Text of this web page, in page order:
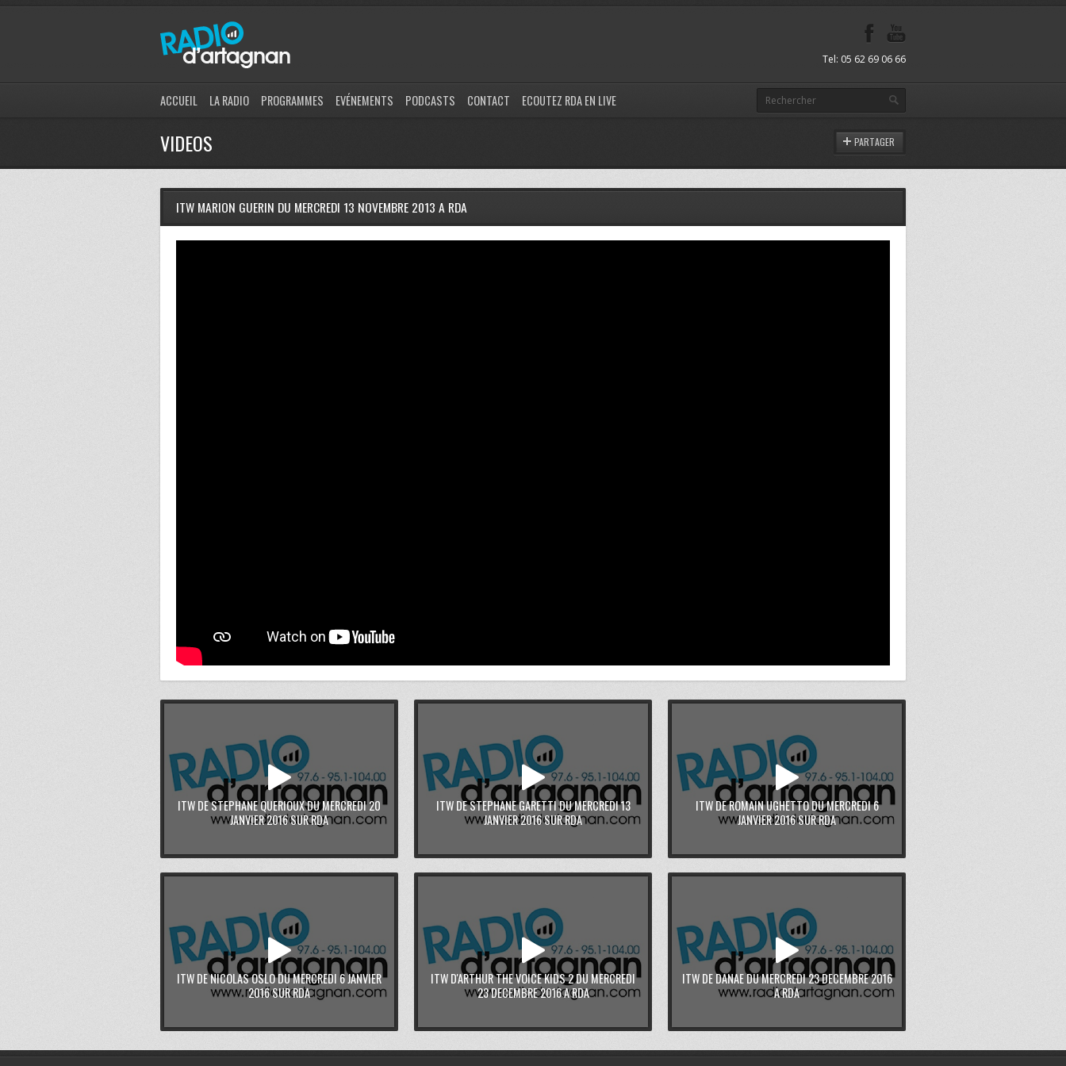
Tel: 05 62 69 06 66
ACCUEIL LA RADIO PROGRAMMES EVÉNEMENTS PODCASTS CONTACT ECOUTEZ RDA EN LIVE
VIDEOS PARTAGER
ITW MARION GUERIN DU MERCREDI 13 NOVEMBRE 2013 A RDA
ITW DE STEPHANE QUERIOUX DU MERCREDI 20
JANVIER 2016 SUR RDA
ITW DE STEPHANE GARETTI DU MERCREDI 13
JANVIER 2016 SUR RDA
ITW DE ROMAIN UGHETTO DU MERCREDI 6
JANVIER 2016 SUR RDA
ITW DE NICOLAS OSLO DU MERCREDI 6 JANVIER
2016 SUR RDA
ITW D'ARTHUR THE VOICE KIDS 2 DU MERCREDI
23 DECEMBRE 2016 A RDA
ITW DE DANAE DU MERCREDI 23 DECEMBRE 2016
A RDA